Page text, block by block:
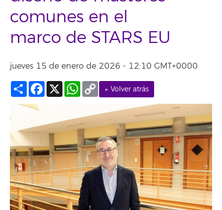
comunes en el
marco de STARS EU
jueves 15 de enero de 2026 - 12:10 GMT+0000
← Volver atrás
Compartir
Facebook
X WhatsApp
Copy
Link